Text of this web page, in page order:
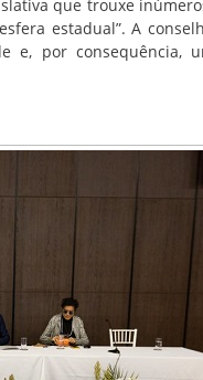
que trouxe
estadual”. A
e, por consequência,